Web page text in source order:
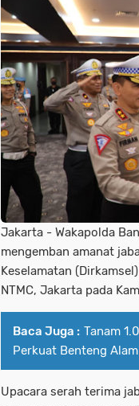
Jakarta - Wakapolda
mengemban amanat
Keselamatan
NTMC, Jakarta pada
Baca Juga : Tanam
Perkuat Benteng
Upacara serah terima